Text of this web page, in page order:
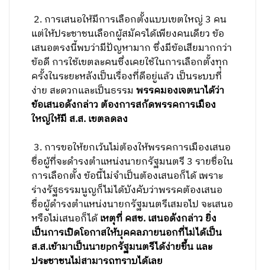
2. การเสนอให้มีการเลือกตั้งแบบเขตใหญ่ 3 คน
แต่ให้ประชาชนเลือกผู้สมัครได้เพียงคนเดียว ข้อ
เสนอตรงนี้พบว่ามีปัญหามาก ซึ่งมีข้อเสียมากกว่า
ข้อดี การใช้เขตละคนซึ่งเคยใช้ในการเลือกตั้งทุก
ครั้งในระยะหลังเป็นเรื่องที่ดีอยู่แล้ว เป็นระบบที่
ง่าย สะดวกและเป็นธรรมพรรคมองเจตนาได้ว่า
ข้อเสนอดังกล่าว ต้องการสกัดพรรคการเมือง
ใหญ่ให้มี ส.ส. เขตลดลง
3. การขอให้ยกเว้นไม่ต้องให้พรรคการเมืองเสนอ
ชื่อผู้ที่จะดำรงตำแหน่งนายกรัฐมนตรี 3 รายชื่อใน
การเลือกตั้ง ข้อนี้ไม่จำเป็นต้องเสนอก็ได้ เพราะ
ร่างรัฐธรรมนูญก็ไม่ได้บังคับว่าพรรคต้องเสนอ
ชื่อผู้ดำรงตำแหน่งนายกรัฐมนตรีเสมอไป จะเสนอ
หรือไม่เสนอก็ได้เหตุที่ คสช. เสนอดังกล่าว ยิ่ง
เป็นการเปิดโอกาสให้บุคคลภายนอกที่ไม่ได้เป็น
ส.ส.เข้ามาเป็นนายpกรัฐมนตรีได้ง่ายขึ้น และ
ประชาชนไม่สามารถทราบได้เลย